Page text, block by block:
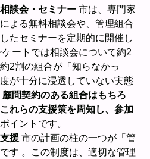
談会・セミナー 市は、専門家
よる無料相談会や、管理組合
たセミナーを定期的に開催し
ートでは相談会について約2
2割の組合が「知らなかっ
が十分に浸透していない実態
問契約のある組合はもちろ
れらの支援策を周知し、参加
イントです。
援 市の計画の柱の一つが「管
す 。この制度は、適切な管理